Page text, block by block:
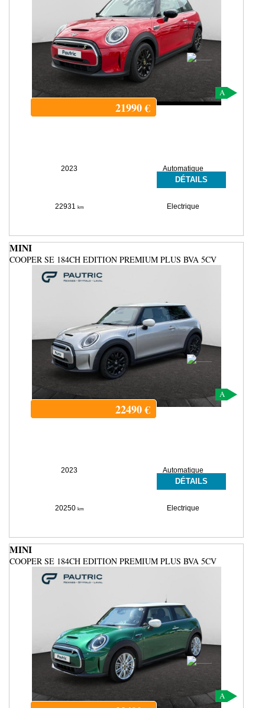
A
2023 Automatique
22931 km Electrique
21990€
DÉTAILS
MINI
COOPER SE 184CH EDITION PREMIUM PLUS BVA 5CV
A
2023 Automatique
20250 km Electrique
22490€
DÉTAILS
MINI
COOPER SE 184CH EDITION PREMIUM PLUS BVA 5CV
A